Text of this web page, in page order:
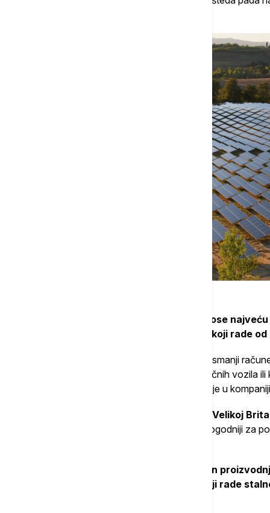
To znači da krovni solarni sistemi donose
tokom dana, poput penzionera ili ljudi koji rade od
"Tipičan krovni sistem može značajno da smanji
dnevnom potrošnjom kroz punjenje električnih vozila
elektroinženjer za obnovljive izvore energije u
, koji se u Velikoj
pogodniji za
"Plug-in” solar u suštini i nije namenjen
više usmeren na napajanje uređaja koji rade